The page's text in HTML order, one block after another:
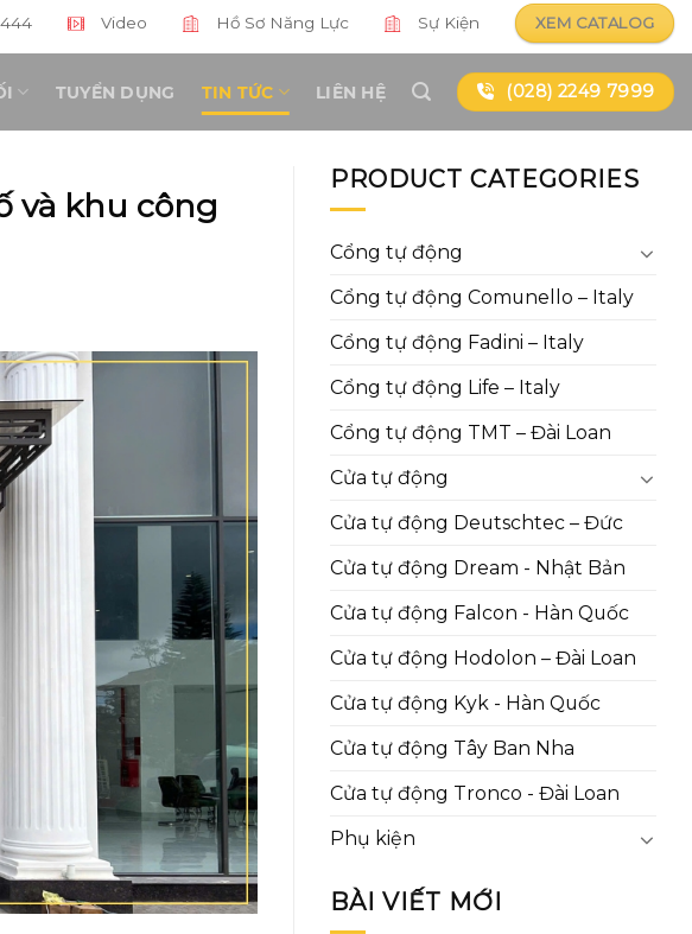
Video Hồ Sơ Năng Lực Sự Kiện XEM CATALOG
TUYỂN DỤNG TIN TỨC LIÊN HỆ (028) 2249 7999
và khu công
PRODUCT CATEGORIES
Cổng tự động
Cổng tự động Comunello – Italy
Cổng tự động Fadini – Italy
Cổng tự động Life – Italy
Cổng tự động TMT – Đài Loan
Cửa tự động
Cửa tự động Deutschtec – Đức
Cửa tự động Dream - Nhật Bản
Cửa tự động Falcon - Hàn Quốc
Cửa tự động Hodolon – Đài Loan
Cửa tự động Kyk - Hàn Quốc
Cửa tự động Tây Ban Nha
Cửa tự động Tronco - Đài Loan
Phụ kiện
BÀI VIẾT MỚI